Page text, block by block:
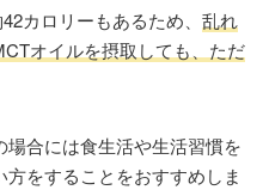
カロリーもあるため、 乱れ
オイルを摂取しても、ただ
合には食生活や生活習慣を
をすることをおすすめしま